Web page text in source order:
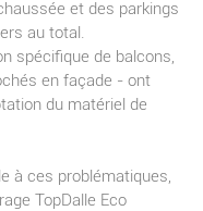
et des parkings
au total.
spécifique de balcons,
en façade - ont
du matériel de
à ces problématiques,
TopDalle Eco